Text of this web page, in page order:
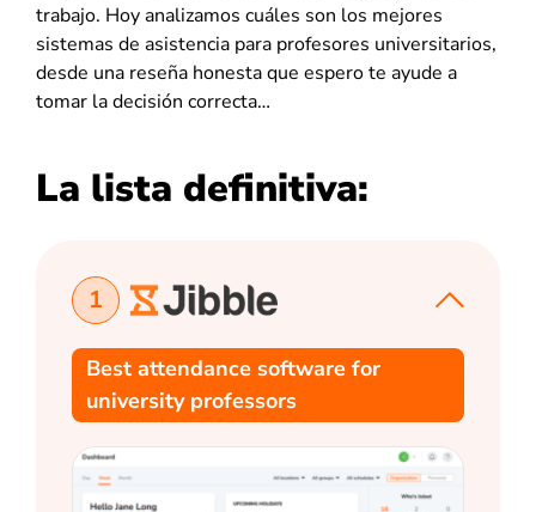
trabajo. Hoy analizamos cuáles son los mejores
sistemas de asistencia para profesores universitarios,
desde una reseña honesta que espero te ayude a
tomar la decisión correcta…
La lista definitiva:
1
Best attendance software for
university professors